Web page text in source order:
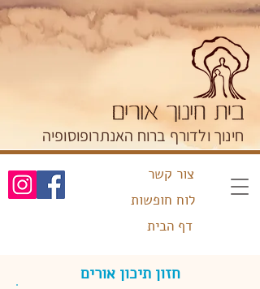
חינוך ולדורף ברוח האנתרופוסופיה
צור קשר
לוח חופשות
דף הבית
חזון תיכון אורים